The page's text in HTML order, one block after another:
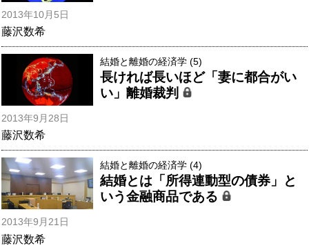
2013年10月5日
藤沢数希
結婚と離婚の経済学 (5)
長ければ長いほど「妻に都合がい
い」離婚裁判
2013年9月28日
藤沢数希
結婚と離婚の経済学 (4)
結婚とは「所得連動型の債券」と
いう金融商品である
2013年9月21日
藤沢数希